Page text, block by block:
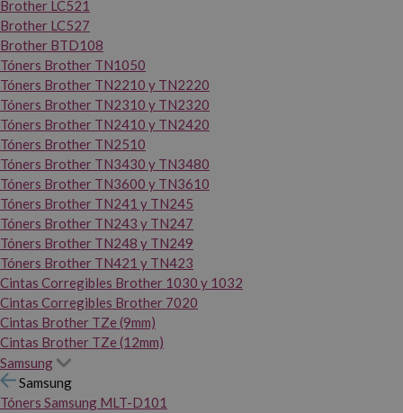
Brother LC521
Brother LC527
Brother BTD108
Tóners Brother TN1050
Tóners Brother TN2210 y TN2220
Tóners Brother TN2310 y TN2320
Tóners Brother TN2410 y TN2420
Tóners Brother TN2510
Tóners Brother TN3430 y TN3480
Tóners Brother TN3600 y TN3610
Tóners Brother TN241 y TN245
Tóners Brother TN243 y TN247
Tóners Brother TN248 y TN249
Tóners Brother TN421 y TN423
Cintas Corregibles Brother 1030 y 1032
Cintas Corregibles Brother 7020
Cintas Brother TZe (9mm)
Cintas Brother TZe (12mm)
Samsung
Samsung
Tóners Samsung MLT-D101